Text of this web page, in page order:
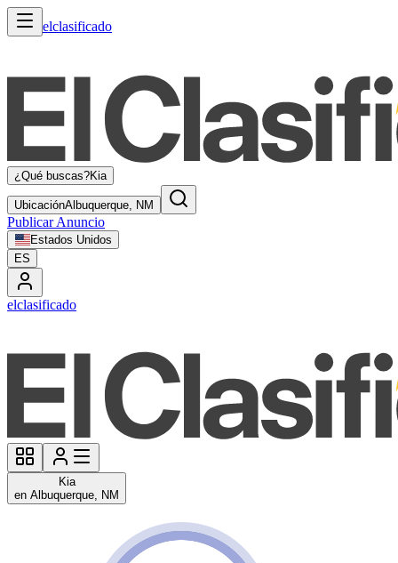
elclasificado
¿Qué buscas?Kia
UbicaciónAlbuquerque, NM
Publicar Anuncio
Estados Unidos
ES
elclasificado
Kia
en Albuquerque, NM